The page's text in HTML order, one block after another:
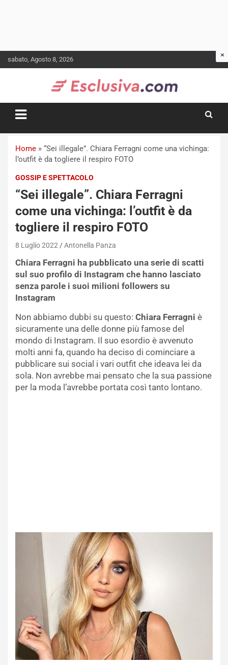
to
sabato, Agosto 8, 2026
Home » “Sei illegale”. Chiara Ferragni come una vichinga:
l’outfit è da togliere il respiro FOTO
GOSSIP E SPETTACOLO
“Sei illegale”. Chiara Ferragni
come una vichinga: l’outfit è da
togliere il respiro FOTO
8 Luglio 2022 Antonella Panza
Chiara Ferragni ha pubblicato una serie di scatti
sul suo profilo di Instagram che hanno lasciato
senza parole i suoi milioni followers su
Instagram
Non abbiamo dubbi su questo: Chiara Ferragni è
sicuramente una delle donne più famose del
mondo di Instagram. Il suo esordio è avvenuto
molti anni fa, quando ha deciso di cominciare a
pubblicare sui social i vari outfit che ideava lei da
sola. Non avrebbe mai pensato che la sua passione
per la moda l’avrebbe portata così tanto lontano.